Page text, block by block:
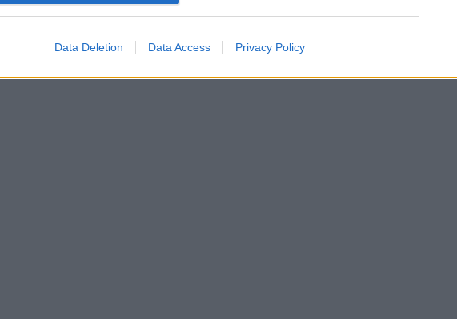
Data Deletion Data Access Privacy Policy